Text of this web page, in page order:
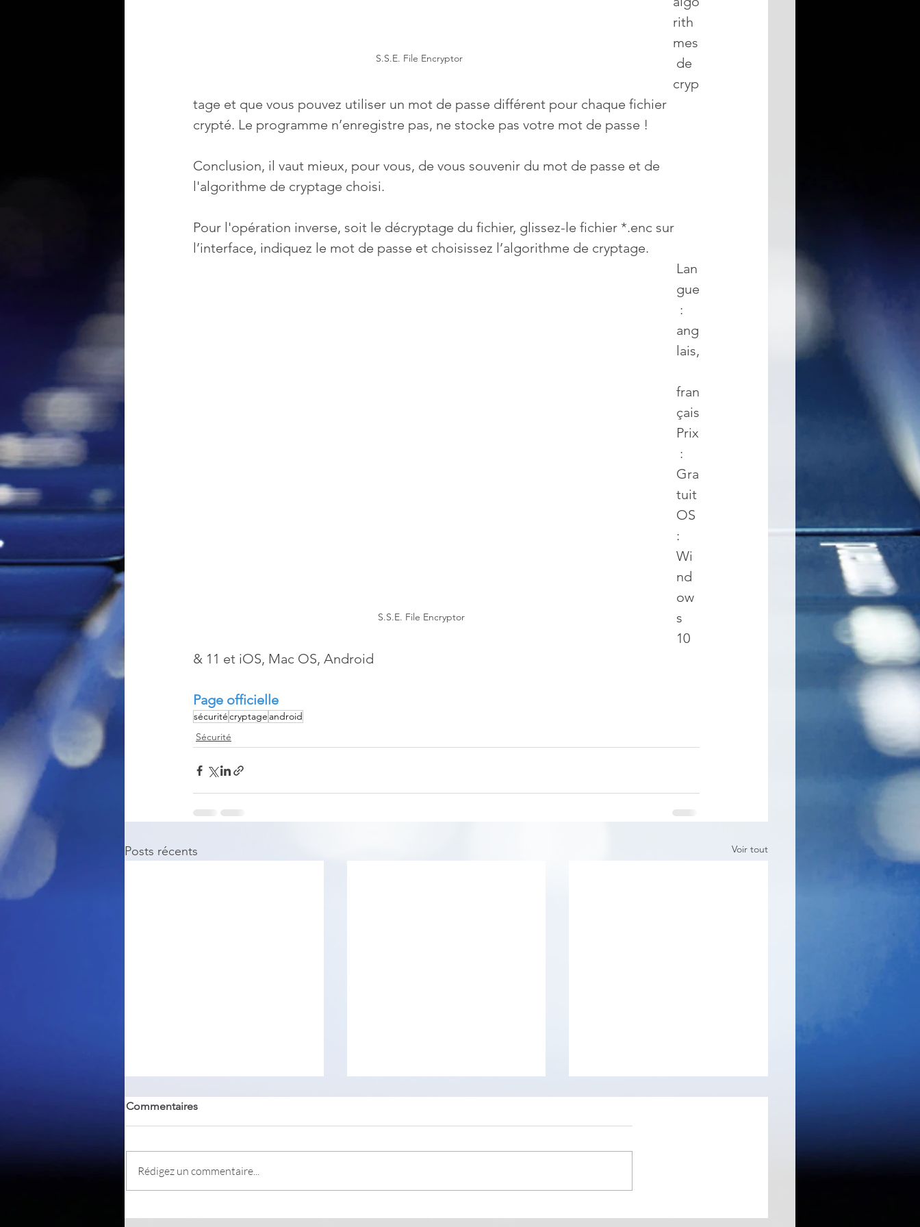
S.S.E. File Encryptor
rith
mes
de
cryp
tage et que vous pouvez utiliser un mot de passe différent pour chaque fichier
crypté. Le programme n’enregistre pas, ne stocke pas votre mot de passe !
Conclusion, il vaut mieux, pour vous, de vous souvenir du mot de passe et de
l'algorithme de cryptage choisi.
Pour l'opération inverse, soit le décryptage du fichier, glissez-le fichier *.enc sur
l’interface, indiquez le mot de passe et choisissez l’algorithme de cryptage.
S.S.E. File Encryptor
Lan
gue
:
ang
lais,
fran
çais
Prix
:
Gra
tuit
OS
:
Wi
nd
ow
s
10
& 11 et iOS, Mac OS, Android
Page officielle
sécuritécryptage android
Sécurité
Posts récents Voir tout
Commentaires
Rédigez un commentaire...